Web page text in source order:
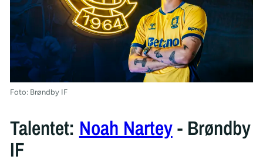
Foto: Brøndby IF
Talentet: Noah Nartey- Brøndby
IF